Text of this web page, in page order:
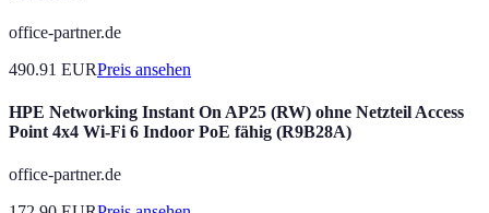
office-partner.de
490.91 EURPreis ansehen
HPE Networking Instant On AP25 (RW) ohne Netzteil Access
Point 4x4 Wi-Fi 6 Indoor PoE fähig (R9B28A)
office-partner.de